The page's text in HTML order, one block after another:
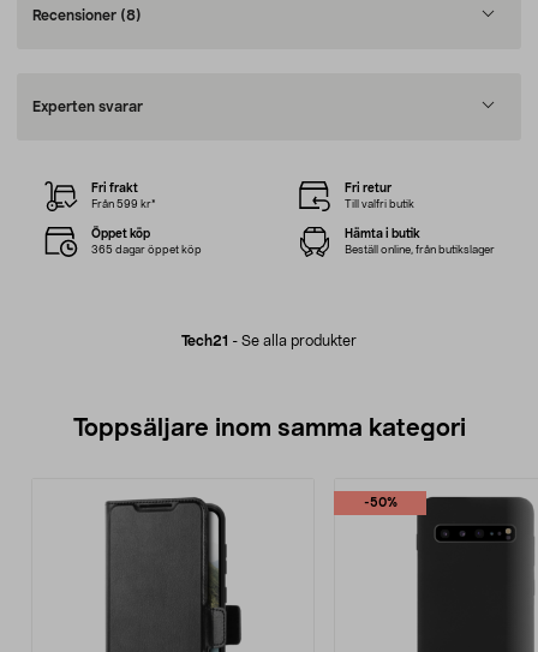
Recensioner (8)
Experten svarar
Tech21 - Se alla produkter
Fri frakt
Från 599 kr*
Fri retur
Till valfri butik
Öppet köp
365 dagar öppet köp
Hämta i butik
Beställ online, från butikslager
Toppsäljare inom samma kategori
-50%